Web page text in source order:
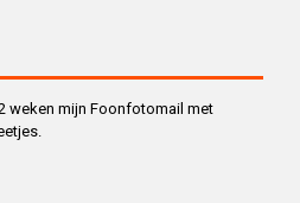
weken mijn Foonfotomail met